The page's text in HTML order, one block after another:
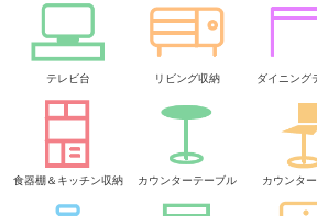
テレビ台 リビング収納 ダイニング
食器棚＆キッチン収納 カウンターテーブル カウンタ